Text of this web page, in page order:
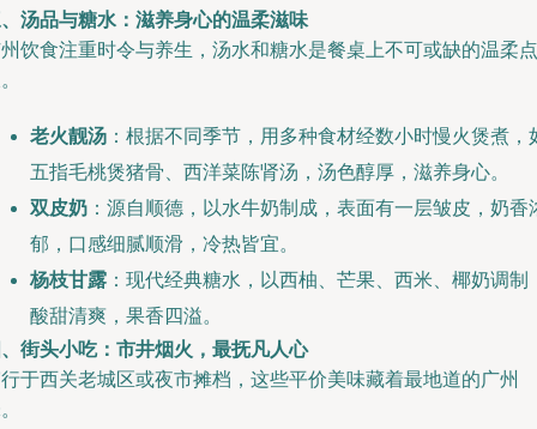
汤品与糖水：滋养身心的温柔滋味
饮食注重时令与养生，汤水和糖水是餐桌上不可或缺的温柔点
老火靓汤 ：根据不同季节，用多种食材经数小时慢火煲煮，
五指毛桃煲猪骨、西洋菜陈肾汤，汤色醇厚，滋养身心。
双皮奶 ：源自顺德，以水牛奶制成，表面有一层皱皮，奶香
郁，口感细腻顺滑，冷热皆宜。
杨枝甘露 ：现代经典糖水，以西柚、芒果、西米、椰奶调制
酸甜清爽，果香四溢。
街头小吃：市井烟火，最抚凡人心
于西关老城区或夜市摊档，这些平价美味藏着最地道的广州